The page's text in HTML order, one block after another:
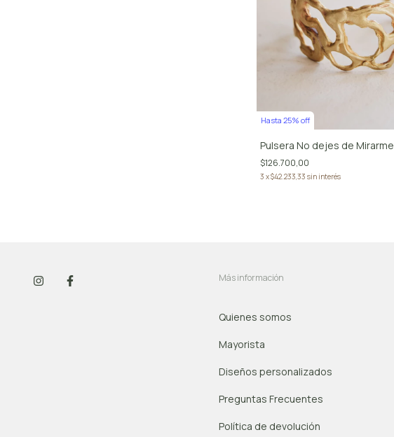
Hasta 25% off
Pulsera No dejes de Mirarme
$126.700,00
3 x$42.233,33 sin interés
Más información
Quienes somos
Mayorista
Diseños personalizados
Preguntas Frecuentes
Política de devolución